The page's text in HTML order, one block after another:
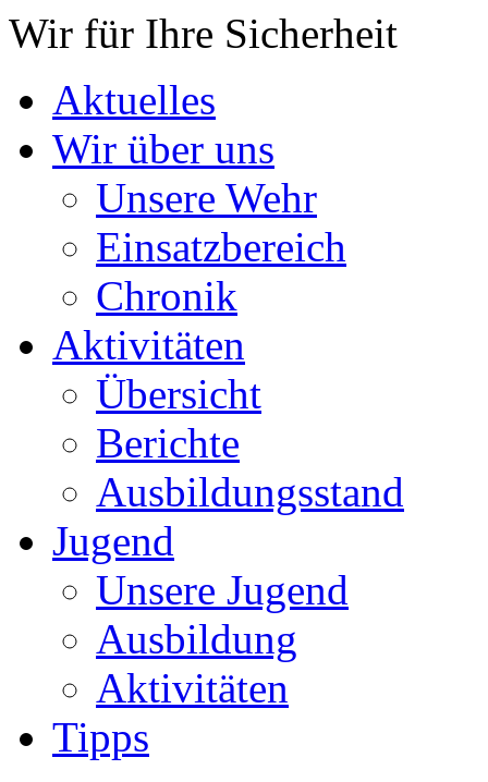
Wir für Ihre Sicherheit
Aktuelles
Wir über uns
Unsere Wehr
Einsatzbereich
Chronik
Aktivitäten
Übersicht
Berichte
Ausbildungsstand
Jugend
Unsere Jugend
Ausbildung
Aktivitäten
Tipps